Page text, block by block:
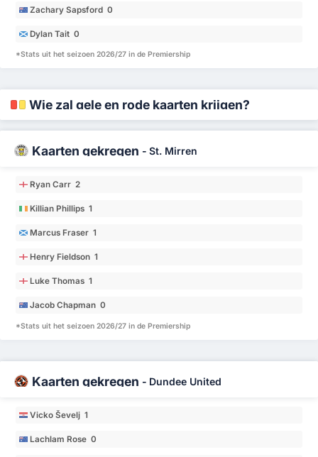
Zachary Sapsford 0
Dylan Tait 0
*Stats uit het seizoen 2026/27 in de Premiership
Wie zal gele en rode kaarten krijgen?
Kaarten gekregen - St. Mirren
Ryan Carr 2
Killian Phillips 1
Marcus Fraser 1
Henry Fieldson 1
Luke Thomas 1
Jacob Chapman 0
*Stats uit het seizoen 2026/27 in de Premiership
Kaarten gekregen - Dundee United
Vicko Ševelj 1
Lachlam Rose 0